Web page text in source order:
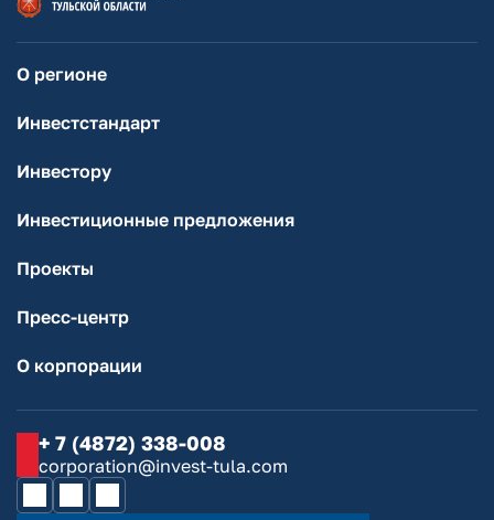
О регионе
Инвестстандарт
Инвестору
Инвестиционные предложения
Проекты
Пресс-центр
О корпорации
+ 7 (4872) 338-008
corporation@invest-tula.com